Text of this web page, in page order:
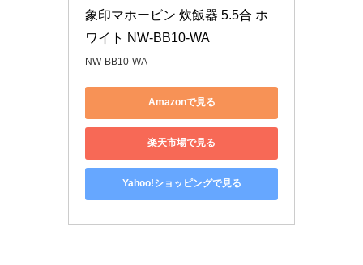
象印マホービン 炊飯器 5.5合 ホ
ワイト NW-BB10-WA
NW-BB10-WA
Amazonで見る
楽天市場で見る
Yahoo!ショッピングで見る